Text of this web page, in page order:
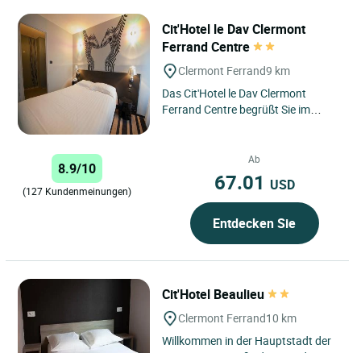
Cit'Hotel le Dav Clermont
Ferrand Centre
Clermont Ferrand9 km
Das Cit'Hotel le Dav Clermont
Ferrand Centre begrüßt Sie im
8.9/10
(127 Kundenmeinungen)
Ab
67.01 USD
Entdecken Sie
Cit'Hotel Beaulieu
Clermont Ferrand10 km
Willkommen in der Hauptstadt der